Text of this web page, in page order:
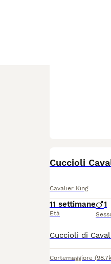
Cuccioli
Cavalier King
11 settimane
Età
1
Cortemaggiore